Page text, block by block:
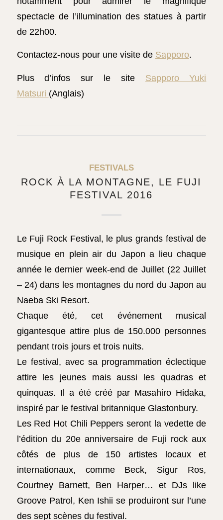
spectacle de l’illumination des statues à partir
de 22h00.
Contactez-nous pour une visite de Sapporo.
Plus d’infos sur le site Sapporo Yuki
Matsuri (Anglais)
FESTIVALS
ROCK À LA MONTAGNE, LE FUJI
FESTIVAL 2016
Le Fuji Rock Festival, le plus grands festival de
musique en plein air du Japon a lieu chaque
année le dernier week-end de Juillet (22 Juillet
– 24) dans les montagnes du nord du Japon au
Naeba Ski Resort.
Chaque été, cet événement musical
gigantesque attire plus de 150.000 personnes
pendant trois jours et trois nuits.
Le festival, avec sa programmation éclectique
attire les jeunes mais aussi les quadras et
quinquas. Il a été créé par Masahiro Hidaka,
inspiré par le festival britannique Glastonbury.
Les Red Hot Chili Peppers seront la vedette de
l’édition du 20e anniversaire de Fuji rock aux
côtés de plus de 150 artistes locaux et
internationaux, comme Beck, Sigur Ros,
Courtney Barnett, Ben Harper… et DJs like
Groove Patrol, Ken Ishii se produiront sur l’une
des sept scènes du festival.